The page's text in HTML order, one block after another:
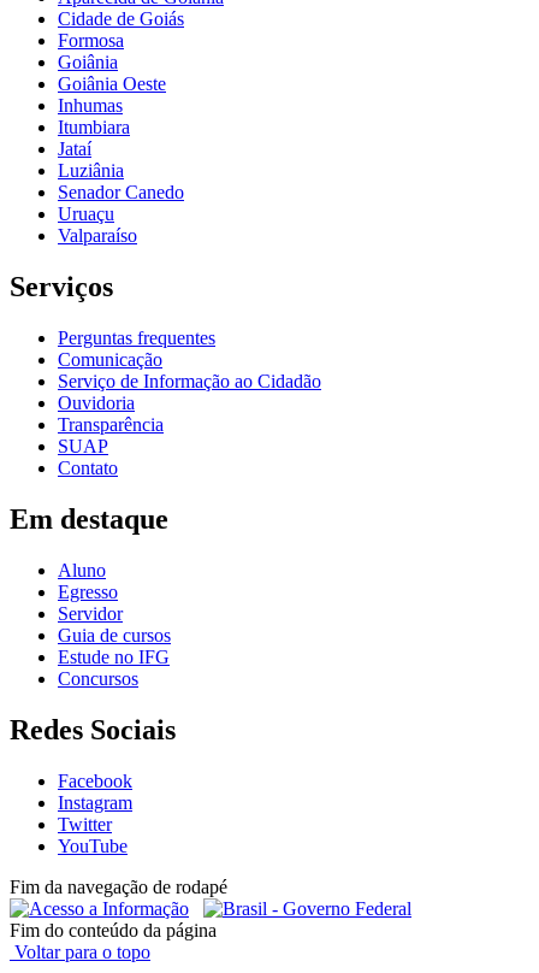
Cidade de Goiás
Formosa
Goiânia
Goiânia Oeste
Inhumas
Itumbiara
Jataí
Luziânia
Senador Canedo
Uruaçu
Valparaíso
Serviços
Perguntas frequentes
Comunicação
Serviço de Informação ao Cidadão
Ouvidoria
Transparência
SUAP
Contato
Em destaque
Aluno
Egresso
Servidor
Guia de cursos
Estude no IFG
Concursos
Redes Sociais
Facebook
Instagram
Twitter
YouTube
Fim da navegação de rodapé
Fim do conteúdo da página
Voltar para o topo